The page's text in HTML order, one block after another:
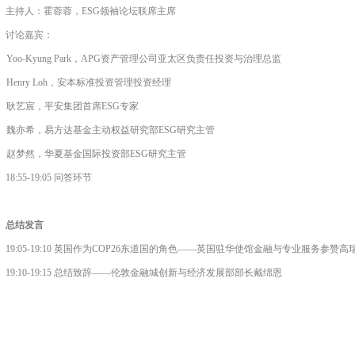
主持人：霍蓉蓉，ESG领袖论坛联席主席
讨论嘉宾：
Yoo-Kyung Park ，APG资产管理公司 亚太区负责任投资与治理总监
Henry Loh ，安本标准投资管理投资经理
耿艺宸，平安集团首席ESG专家
魏亦希，易方达基金主动权益研究部ESG研究主管
赵梦然，华夏基金国际投资部ESG研究主管
18:55-19:05 问答环节
总结发言
19:05-19:10英国作为COP26东道国的角色——英国驻华使馆金融与专业服务参赞高
19:10-19:15总结致辞——伦敦金融城创新与经济发展部部长戴绵恩